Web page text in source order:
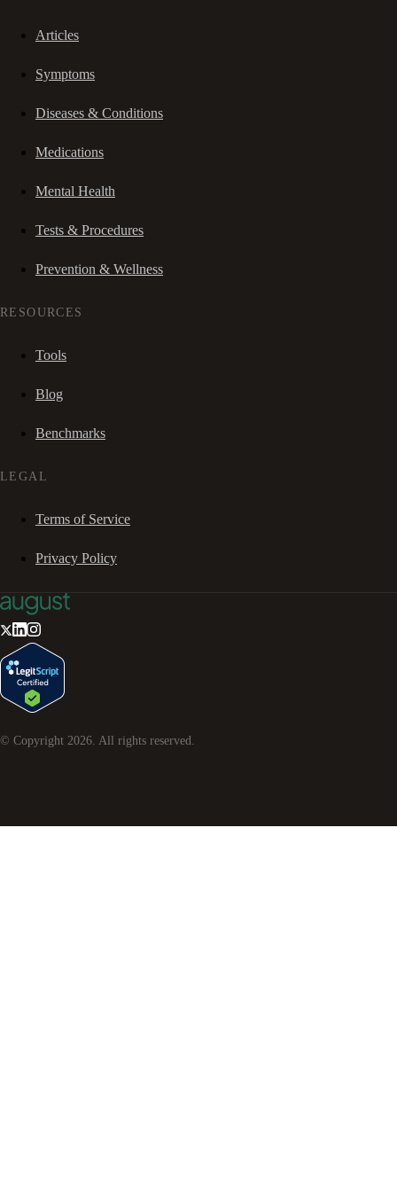
Articles
Symptoms
Diseases & Conditions
Medications
Mental Health
Tests & Procedures
Prevention & Wellness
RESOURCES
Tools
Blog
Benchmarks
LEGAL
Terms of Service
Privacy Policy
© Copyright 2026 . All rights reserved.